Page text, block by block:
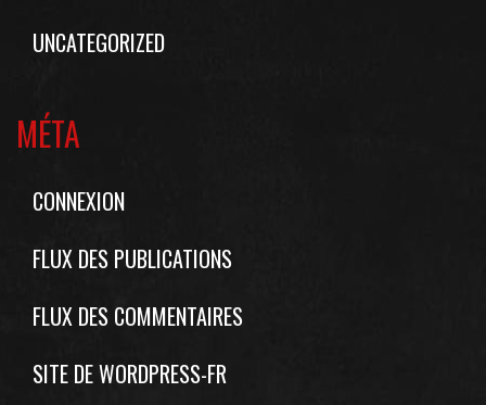
UNCATEGORIZED
MÉTA
CONNEXION
FLUX DES PUBLICATIONS
FLUX DES COMMENTAIRES
SITE DE WORDPRESS-FR